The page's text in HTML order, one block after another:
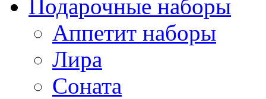
Подарочные наборы
Аппетит наборы
Лира
Соната